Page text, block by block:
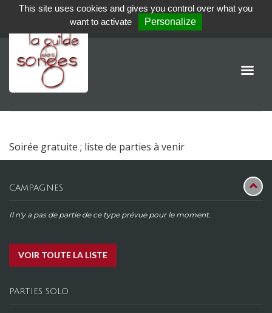
Soirée gratuite ; liste de parties à venir
CAMPAGNES
Il n'y a pas de partie de ce type prévue pour le moment.
VOIR TOUTE LA LISTE
PARTIES SOLO
This site uses cookies and gives you control over what you
want to activate
Personalize